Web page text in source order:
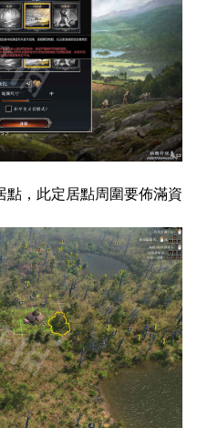
，此定居點周圍要佈滿資